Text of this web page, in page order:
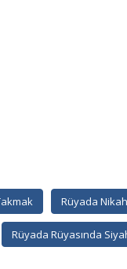
Rüyada
Rüyada Rüyasında